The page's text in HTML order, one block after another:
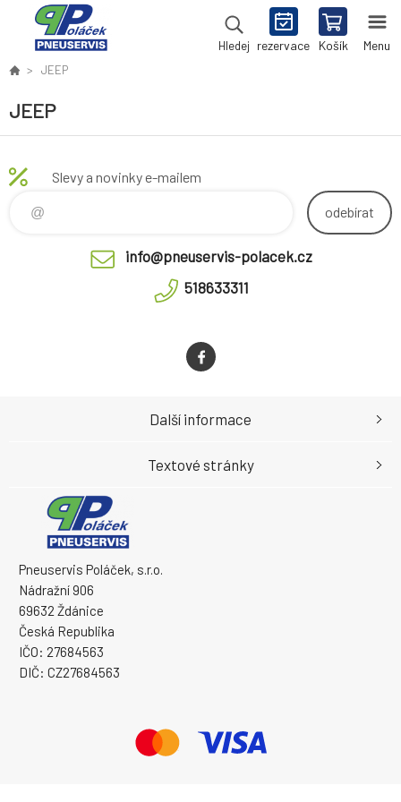
Hledej rezervace Košík Menu
JEEP
JEEP
Slevy a novinky e-mailem
odebírat
info@pneuservis-polacek.cz
518633311
Pneuservis Poláček, s.r.o.
Nádražní 906
69632 Ždánice
Česká Republika
IČO: 27684563
DIČ: CZ27684563
Další informace
Textové stránky